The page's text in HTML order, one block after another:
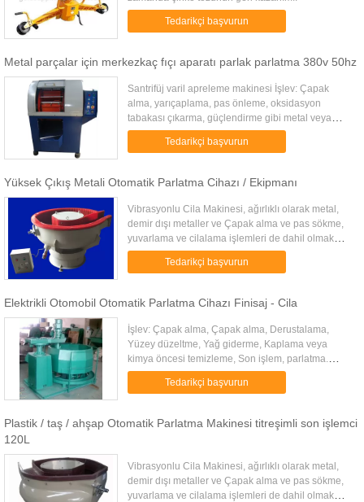
Tedarikçi başvurun
Metal parçalar için merkezkaç fıçı aparatı parlak parlatma 380v 50hz
Santrifüj varil apreleme makinesi İşlev: Çapak
alma, yarıçaplama, pas önleme, oksidasyon
tabakası çıkarma, güçlendirme gibi metal veya
metal olmayan iş parçalarının bitirilmesi ve
cilalanması için merkezkaç ...
Tedarikçi başvurun
Yüksek Çıkış Metali Otomatik Parlatma Cihazı / Ekipmanı
Vibrasyonlu Cila Makinesi, ağırlıklı olarak metal,
demir dışı metaller ve Çapak alma ve pas sökme,
yuvarlama ve cilalama işlemleri de dahil olmak
üzere ametaller, özellikle parçaların karmaşık ve
Düzensiz bo...Tedarikçi başvurun
Elektrikli Otomobil Otomatik Parlatma Cihazı Finisaj - Cila
İşlev: Çapak alma, Çapak alma, Derustalama,
Yüzey düzeltme, Yağ giderme, Kaplama veya
kimya öncesi temizleme, Son işlem, parlatma.
Ekipman Parametreleri: MODEL: HXW90 Elektrik:
380V HIZ: 30-40 (r / dak) ANA ...
Tedarikçi başvurun
Plastik / taş / ahşap Otomatik Parlatma Makinesi titreşimli son işlemci
120L
Vibrasyonlu Cila Makinesi, ağırlıklı olarak metal,
demir dışı metaller ve Çapak alma ve pas sökme,
yuvarlama ve cilalama işlemleri de dahil olmak